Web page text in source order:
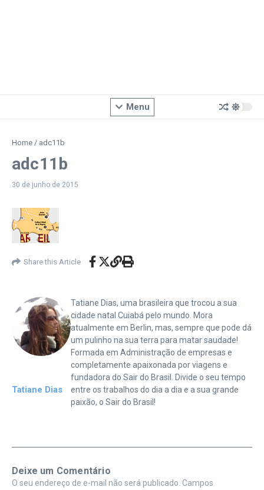
Menu
Home / adc11b
adc11b
30 de junho de 2015
Share this Article
Tatiane Dias
Tatiane Dias, uma brasileira que trocou a sua
cidade natal Cuiabá pelo mundo. Mora
atualmente em Berlin, mas, sempre que pode dá
um pulinho na sua terra para matar saudade!
Formada em Administração de empresas e
completamente apaixonada por viagens e
fundadora do Sair do Brasil. Divide o seu tempo
entre os trabalhos do dia a dia e a sua grande
paixão, o Sair do Brasil!
Deixe um Comentário
O seu endereço de e-mail não será publicado. Campos